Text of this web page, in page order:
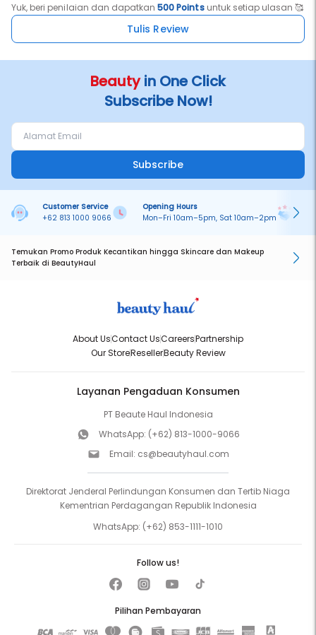
Yuk, beri penilaian dan dapatkan500 Pointsuntuk setiap ulasan 🥰
Tulis Review
Beautyin One Click
Subscribe Now!
Subscribe
Customer Service
+62 813 1000 9066
Opening Hours
Mon–Fri 10am–5pm, Sat 10am–2pm
Temukan Promo Produk Kecantikan hingga Skincare dan Makeup
Terbaik di BeautyHaul
About UsContact UsCareersPartnership
Our StoreResellerBeauty Review
Layanan Pengaduan Konsumen
PT Beaute Haul Indonesia
WhatsApp: (+62) 813-1000-9066
Email: cs@beautyhaul.com
Direktorat Jenderal Perlindungan Konsumen dan Tertib Niaga
Kementrian Perdagangan Republik Indonesia
WhatsApp: (+62) 853-1111-1010
Pilihan Pembayaran
Follow us!